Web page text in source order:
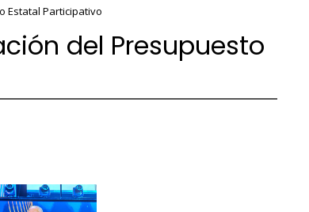
Estatal Participativo
del Presupuesto